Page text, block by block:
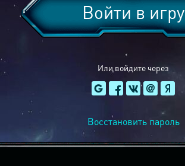
Или войдите через
Войти в игру
Восстановить пароль